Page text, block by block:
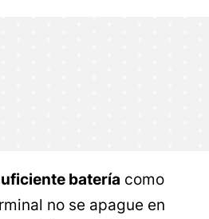
batería como
no se apague en